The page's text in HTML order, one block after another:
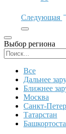
Следующая
Выбор региона
Все
Дальнее
Ближнее
Москва
Санкт-
Татарстан